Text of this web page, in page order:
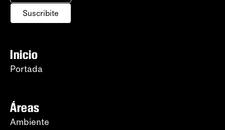
Suscribite
Inicio
Portada
Áreas
Ambiente